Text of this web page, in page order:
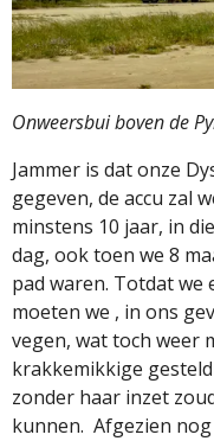
Onweersbui boven de
Jammer is dat onze
gegeven, de accu zal
minstens 10 jaar, in
dag, ook toen we 8
pad waren. Totdat we
moeten we , in ons
vegen, wat toch weer
krakkemikkige
zonder haar inzet
kunnen. Afgezien